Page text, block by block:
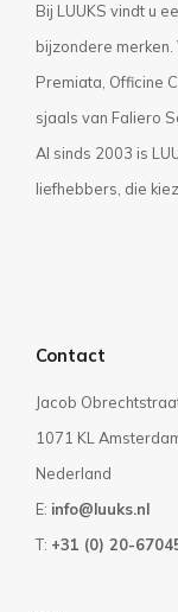
Bij LUUKS vindt u
bijzondere merken.
Premiata, Officine
sjaals van Faliero
Al sinds 2003 is
liefhebbers, die
Contact
Jacob
1071 KL
Nederland
E: info@luuks.nl
T: +31 (0) 20-